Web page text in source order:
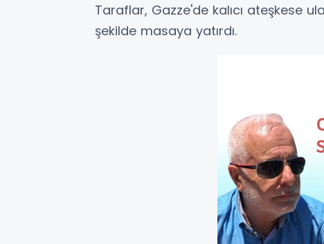
Taraflar, Gazze'de kalıcı ateşkese
şekilde masaya yatırdı.